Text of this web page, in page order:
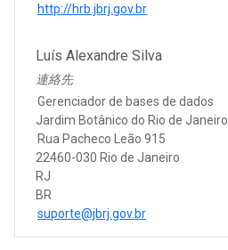
http://hrb.jbrj.gov.br
Luís Alexandre Silva
連絡先
Gerenciador de bases de dados
Jardim Botânico do Rio de Janeiro
Rua Pacheco Leão 915
22460-030 Rio de Janeiro
RJ
BR
suporte@jbrj.gov.br